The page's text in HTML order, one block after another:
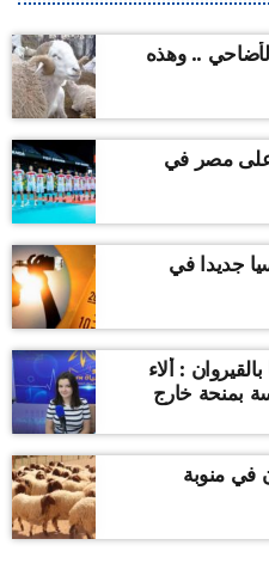
.. وهذه
على مصر في
جديدا في
بالقيروان : ألاء
بمنحة خارج
في منوبة